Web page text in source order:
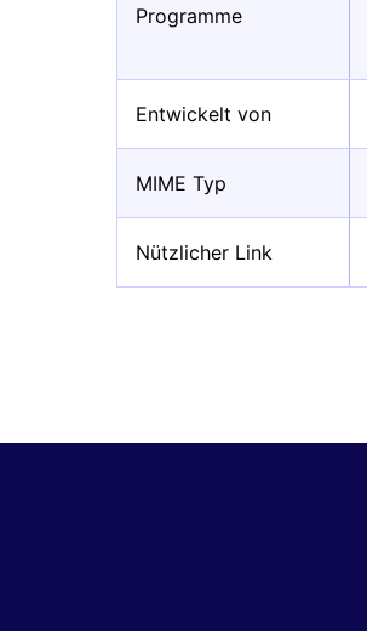
Programme
Entwickelt von
MIME Typ
Nützlicher Link